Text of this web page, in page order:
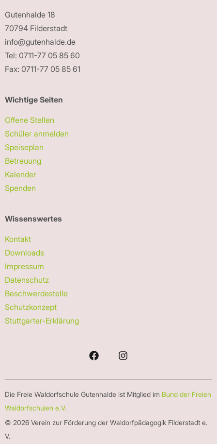
Gutenhalde 18
70794 Filderstadt
info@gutenhalde.de
Tel: 0711-77 05 85 60
Fax: 0711-77 05 85 61
Wichtige Seiten
Offene Stellen
Schüler anmelden
Speiseplan
Betreuung
Kalender
Spenden
Wissenswertes
Kontakt
Downloads
Impressum
Datenschutz
Beschwerdestelle
Schutzkonzept
Stuttgarter-Erklärung
Die Freie Waldorfschule Gutenhalde ist Mitglied im Bund der Freien
Waldorfschulen e.V.
© 2026 Verein zur Förderung der Waldorfpädagogik Filderstadt e.
V.